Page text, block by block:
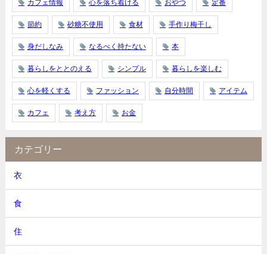
カフェ情報 心を落ち着ける おやつ 定番
節約 砂糖不使用 食材 手作り梅干し
身だしなみ なるべく持たない 本
暮らしをととのえる シンプル 暮らしを楽しむ
心を軽くする ファッション 自分時間 アイテム
カフェ 考え方 お金
カテゴリー
衣
食
住